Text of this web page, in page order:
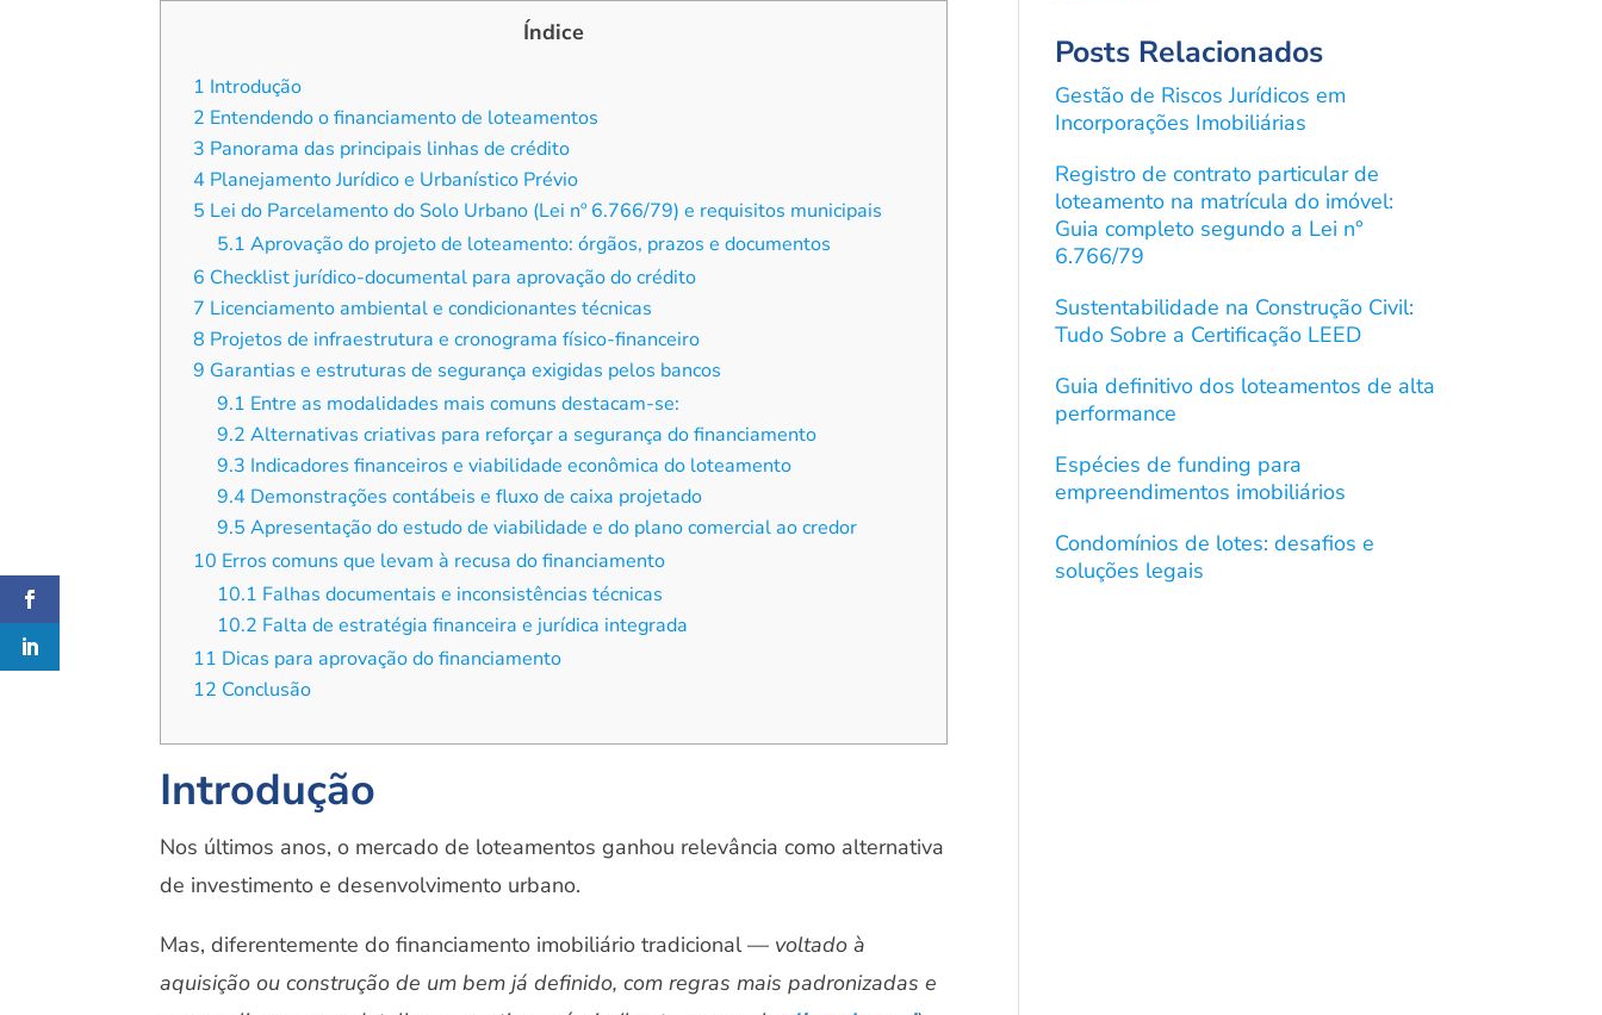
Índice
1 Introdução
2 Entendendo o financiamento de loteamentos
3 Panorama das principais linhas de crédito
4 Planejamento Jurídico e Urbanístico Prévio
5 Lei do Parcelamento do Solo Urbano (Lei nº 6.766/79) e requisitos municipais
5.1 Aprovação do projeto de loteamento: órgãos, prazos e documentos
6 Checklist jurídico-documental para aprovação do crédito
7 Licenciamento ambiental e condicionantes técnicas
8 Projetos de infraestrutura e cronograma físico-financeiro
9 Garantias e estruturas de segurança exigidas pelos bancos
9.1 Entre as modalidades mais comuns destacam-se:
9.2 Alternativas criativas para reforçar a segurança do financiamento
9.3 Indicadores financeiros e viabilidade econômica do loteamento
9.4 Demonstrações contábeis e fluxo de caixa projetado
9.5 Apresentação do estudo de viabilidade e do plano comercial ao credor
10 Erros comuns que levam à recusa do financiamento
10.1 Falhas documentais e inconsistências técnicas
10.2 Falta de estratégia financeira e jurídica integrada
11 Dicas para aprovação do financiamento
12 Conclusão
Introdução
Nos últimos anos, o mercado de loteamentos ganhou relevância como alternativa
de investimento e desenvolvimento urbano.
Mas, diferentemente do financiamento imobiliário tradicional — voltado à
aquisição ou construção de um bem já definido, com regras mais padronizadas e
Posts Relacionados
Gestão de Riscos Jurídicos em
Incorporações Imobiliárias
Registro de contrato particular de
loteamento na matrícula do imóvel:
Guia completo segundo a Lei n°
6.766/79
Sustentabilidade na Construção Civil:
Tudo Sobre a Certificação LEED
Guia definitivo dos loteamentos de alta
performance
Espécies de funding para
empreendimentos imobiliários
Condomínios de lotes: desafios e
soluções legais